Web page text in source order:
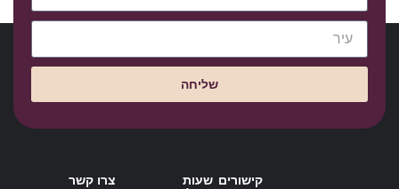
שליחה
קישורים שעות
צרו קשר